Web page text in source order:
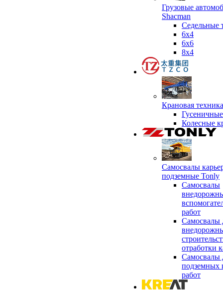
Грузовые
Shacman
Седельные
6х4
6x6
8x4
Крановая
Колесные
Самосвалы
подземные Tonly
Самосвалы
работ
Самосвалы
отработки
Самосвалы
подземных
работ